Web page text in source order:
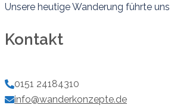
Unsere heutige Wanderung führte
Kontakt
0151 24184310
info@wanderkonzepte.de